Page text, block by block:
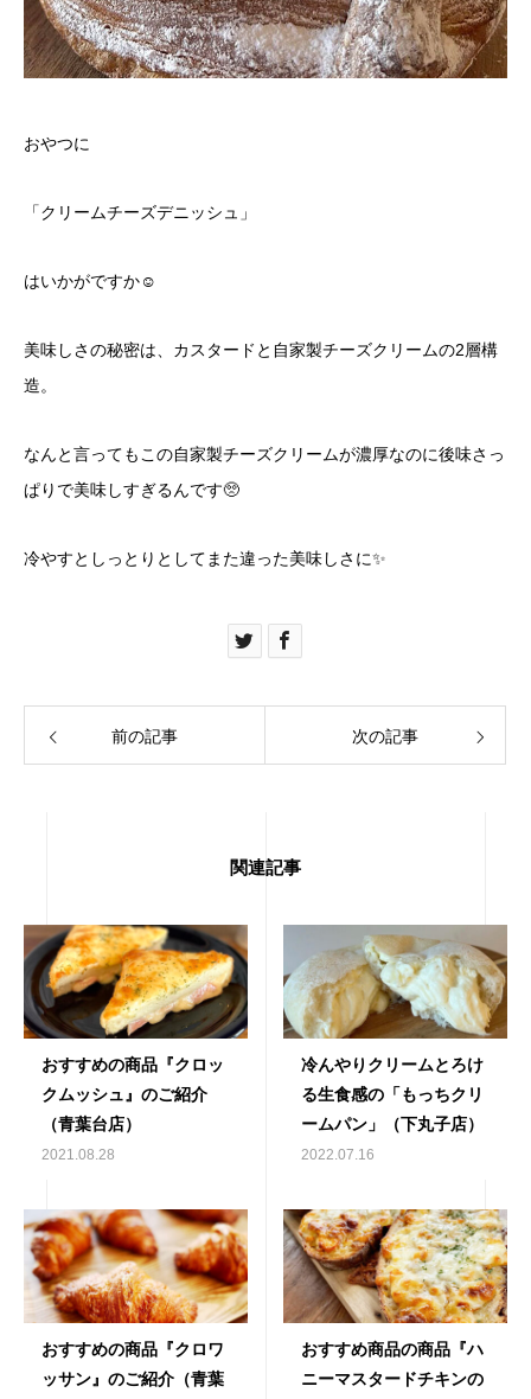
おやつに
「クリームチーズデニッシュ」
はいかがですか☺️
美味しさの秘密は、カスタードと自家製チーズクリームの2層構
造。
なんと言ってもこの自家製チーズクリームが濃厚なのに後味さっ
ぱりで美味しすぎるんです🥺
冷やすとしっとりとしてまた違った美味しさに✨
前の記事 次の記事
関連記事
おすすめの商品『クロッ
クムッシュ』のご紹介
（青葉台店）
2021.08.28
冷んやりクリームとろけ
る生食感の「もっちクリ
ームパン」（下丸子店）
2022.07.16
おすすめの商品『クロワ
ッサン』のご紹介（青葉
おすすめ商品の商品『ハ
ニーマスタードチキンの